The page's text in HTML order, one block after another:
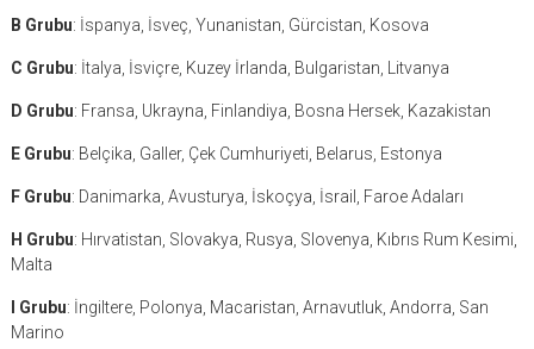
B Grubu: İspanya, İsveç, Yunanistan, Gürcistan, Kosova
C Grubu: İtalya, İsviçre, Kuzey İrlanda, Bulgaristan, Litvanya
D Grubu: Fransa, Ukrayna, Finlandiya, Bosna Hersek, Kazakistan
E Grubu: Belçika, Galler, Çek Cumhuriyeti, Belarus, Estonya
F Grubu: Danimarka, Avusturya, İskoçya, İsrail, Faroe Adaları
H Grubu: Hırvatistan, Slovakya, Rusya, Slovenya, Kıbrıs Rum Kesimi,
Malta
I Grubu: İngiltere, Polonya, Macaristan, Arnavutluk, Andorra, San
Marino